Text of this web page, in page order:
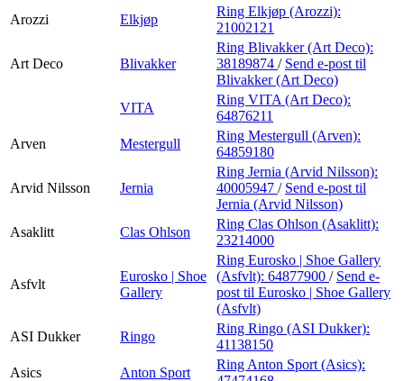
Arozzi
Elkjøp
Ring Elkjøp (Arozzi):
21002121
Art Deco Blivakker
Ring Blivakker (Art Deco):
38189874 / Send e-post til
Blivakker (Art Deco)
VITA
Ring VITA (Art Deco):
64876211
Arven
Mestergull
Ring Mestergull (Arven):
64859180
Arvid Nilsson Jernia
Ring Jernia (Arvid Nilsson):
40005947 / Send e-post til
Jernia (Arvid Nilsson)
Asaklitt
Clas Ohlson
Ring Clas Ohlson (Asaklitt):
23214000
Asfvlt
Eurosko | Shoe
Gallery
Ring Eurosko | Shoe Gallery
(Asfvlt): 64877900 / Send e-
post til Eurosko | Shoe Gallery
(Asfvlt)
ASI Dukker
Ringo
Ring Ringo (ASI Dukker):
41138150
Asics
Anton Sport
Ring Anton Sport (Asics):